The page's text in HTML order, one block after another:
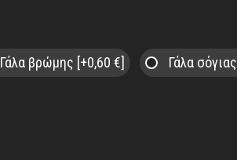
Γάλα βρώμης [+0,60 €] Γάλα σόγιας